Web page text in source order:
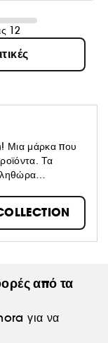
12
Μια μάρκα που
Τα
και σας
με τη
από τα
για να